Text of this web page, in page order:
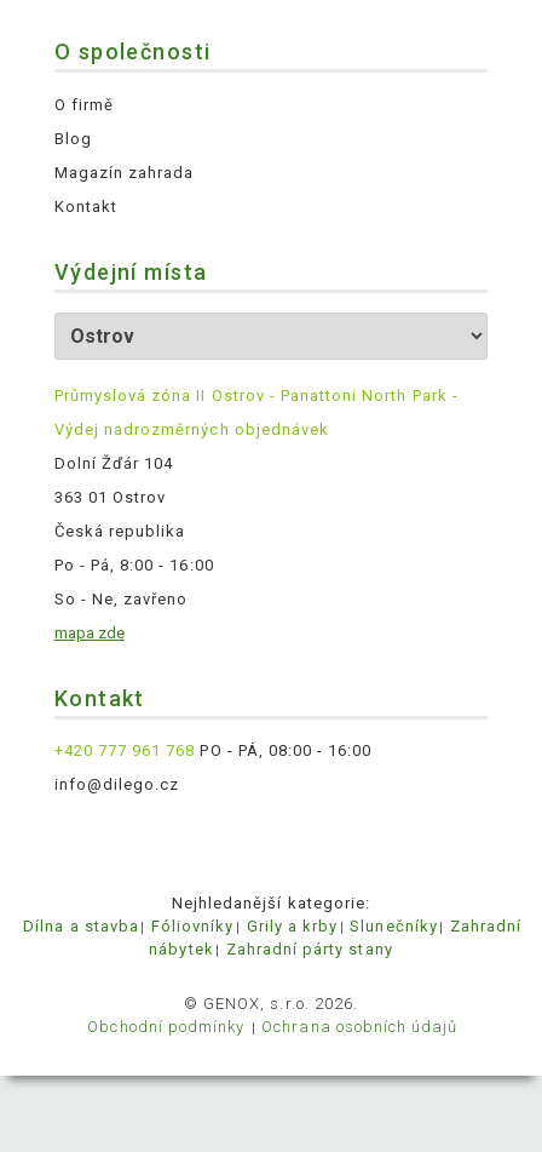
O společnosti
O firmě
Blog
Magazín zahrada
Kontakt
Výdejní místa
Průmyslová zóna II Ostrov - Panattoni North Park -
Výdej nadrozměrných objednávek
Dolní Žďár 104
363 01 Ostrov
Česká republika
Po - Pá, 8:00 - 16:00
So - Ne, zavřeno
mapa zde
Kontakt
+420 777 961 768 PO - PÁ, 08:00 - 16:00
info@dilego.cz
Nejhledanější kategorie:
Dílna a stavba
Fóliovníky Grily a krby Slunečníky
Zahradní
nábytek
Zahradní párty stany
© GENOX, s.r.o. 2026.
Obchodní podmínky
Ochrana osobních údajů